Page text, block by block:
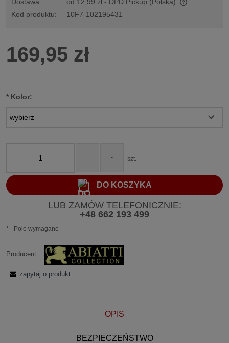
Cena nie zawiera ewentualnych kosztów płatności
Kod produktu: 10F7-102195431
169,95 zł
* Kolor:
+ - szt.
DO KOSZYKA
LUB ZAMÓW TELEFONICZNIE:
+48 662 193 499
* - Pole wymagane
Producent:
zapytaj o produkt
OPIS
BEZPIECZEŃSTWO